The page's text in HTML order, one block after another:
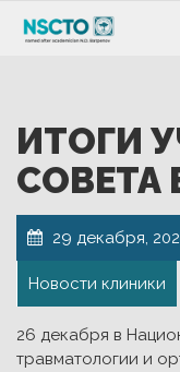
ИТОГИ
СОВЕТА
29 декабря,
Новости клиники
26 декабря в
травматологии и